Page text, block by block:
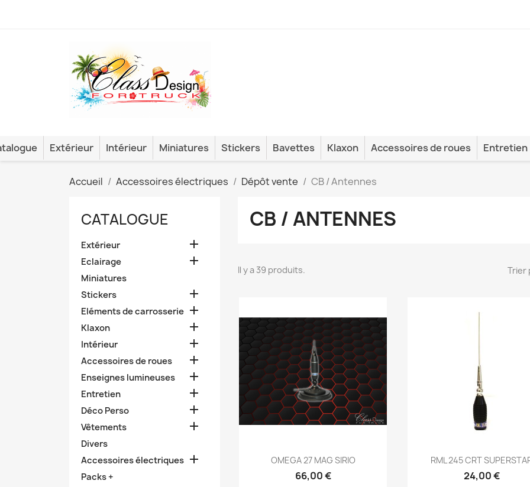
Extérieur Intérieur Miniatures Stickers Bavettes Klaxon Accessoires de roues Entretien
Accueil Accessoires électriques Dépôt vente CB / Antennes
CATALOGUE
Extérieur 
Eclairage 
Miniatures
Stickers

Eléments de carrosserie 
Klaxon 
Intérieur 
Accessoires de roues 
Enseignes lumineuses 
Entretien 
Déco Perso 
Vêtements 
Divers
Accessoires électriques 
Packs +
CB / ANTENNES
Il y a 39 produits. Trier
Aperçu rapide
OMEGA 27 MAG SIRIO
66,00 €
Aperçu rapide
RML 245 CRT
24,00 €